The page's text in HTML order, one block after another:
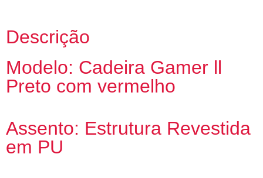
Descrição
Modelo: Cadeira Gamer ll
Preto com vermelho
Assento: Estrutura Revestida
em PU